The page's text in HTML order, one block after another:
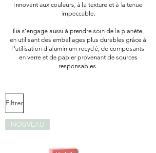
innovant aux couleurs, à la texture et à la tenue
impeccable.
Ilia s’engage aussi à prendre soin de la planète,
en utilisant des emballages plus durables grâce à
l'utilisation d'aluminium recyclé, de composants
en verre et de papier provenant de sources
responsables.
Filtrer
NOUVEAU